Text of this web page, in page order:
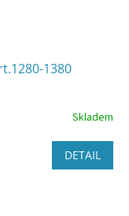
1380
Skladem
DETAIL